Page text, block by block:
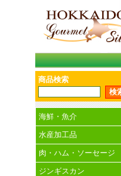
商品検索
海鮮・魚介
水産加工品
肉・ハム・ソーセージ
ジンギスカン